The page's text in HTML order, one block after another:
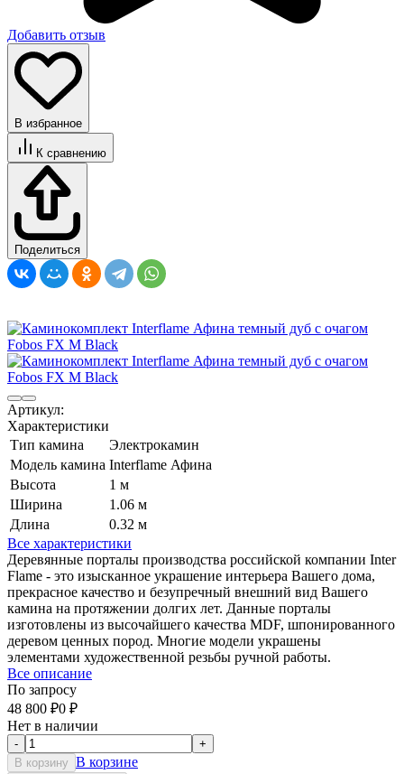
Добавить отзыв
В избранное
К сравнению
Поделиться
Артикул:
Характеристики
Тип камина
Электрокамин
Модель камина Interflame Афина
Высота
1 м
Ширина
1.06 м
Длина
0.32 м
Все характеристики
Деревянные порталы производства российской компании Inter
Flame - это изысканное украшение интерьера Вашего дома,
прекрасное качество и безупречный внешний вид Вашего
камина на протяжении долгих лет. Данные порталы
изготовлены из высочайшего качества MDF, шпонированного
деревом ценных пород. Многие модели украшены
элементами художественной резьбы ручной работы.
Все описание
По запросу
48 800 ₽0 ₽
Нет в наличии
-
+
В корзину В корзине